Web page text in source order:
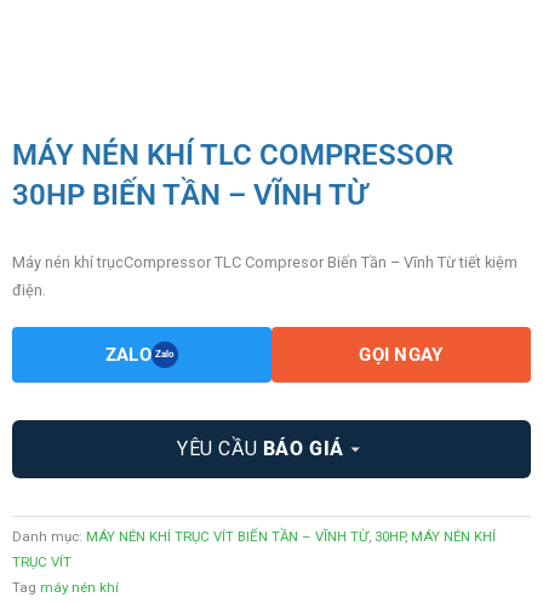
MÁY NÉN KHÍ TLC COMPRESSOR
30HP BIẾN TẦN – VĨNH TỪ
Máy nén khí trụcCompressor TLC Compresor Biến Tần – Vĩnh Từ tiết kiệm
điện.
ZALO Zalo GỌI NGAY
YÊU CẦU BÁO GIÁ
Danh mục: MÁY NÉN KHÍ TRỤC VÍT BIẾN TẦN – VĨNH TỪ, 30HP, MÁY NÉN KHÍ
TRỤC VÍT
Tag máy nén khí